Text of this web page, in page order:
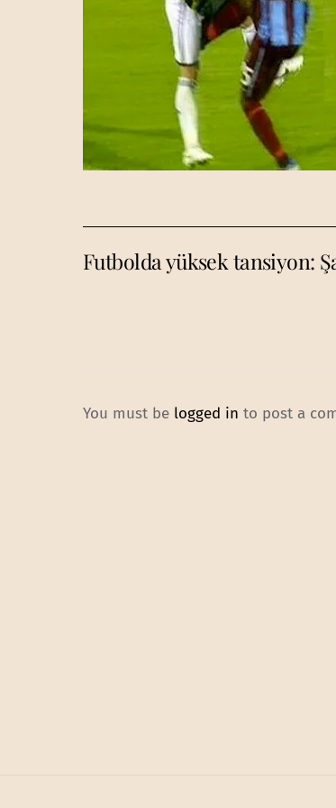
Futbolda yüksek tansiyon:
You must be logged in to post a